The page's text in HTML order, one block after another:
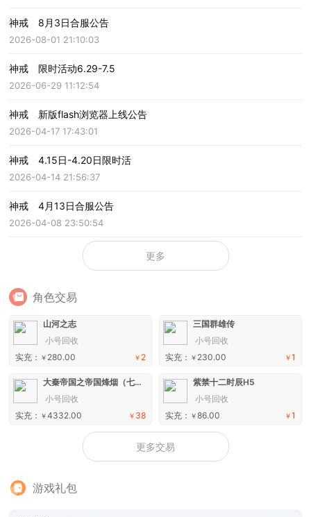
神戒 8月3日合服公告
2026-08-01 21:10:03
神戒 限时活动6.29-7.5
2026-06-29 11:12:54
神戒 新版flash浏览器上线公告
2026-04-17 17:43:01
神戒 4.15日-4.20日限时活
2026-04-14 21:56:37
神戒 4月13日合服公告
2026-04-08 23:50:54
更多
角色交易
山河之志
小号回收
￥ 2
实充： ￥ 280.00
三国群雄传
小号回收
￥1
实充： ￥ 230.00
大秦帝国之帝国烽烟（七日登录侠女同游）手游
小号回收
￥ 38
实充： ￥4332.00
紫禁十二时辰H5
小号回收
￥1
实充： ￥86.00
更多交易
游戏礼包